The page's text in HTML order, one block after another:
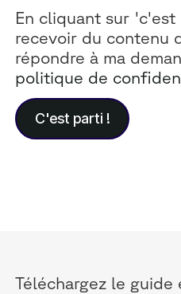
En cliquant sur
recevoir du contenu
répondre à ma
politique de
Téléchargez le